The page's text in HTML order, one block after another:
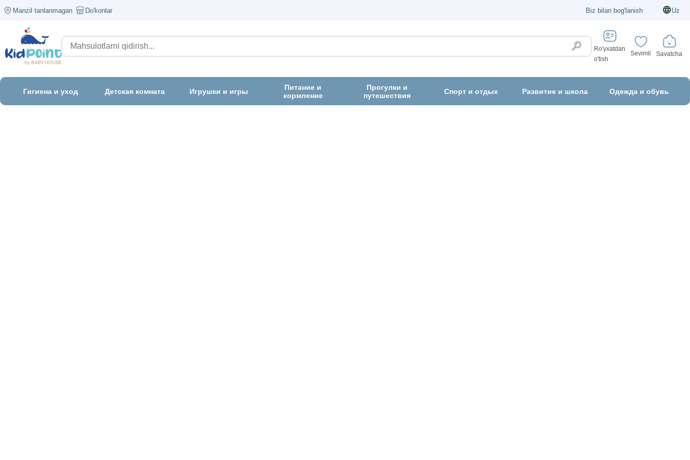
Manzil tanlanmagan Do'konlar Biz bilan bog'lanish Uz
Ro'yxatdan
o'tish
Sevimli Savatcha
Гигиена и уход Детская комната Игрушки и игры
Питание и
кормление
Прогулки и
путешествия
Спорт и отдых Развитие и школа Одежда и обувь